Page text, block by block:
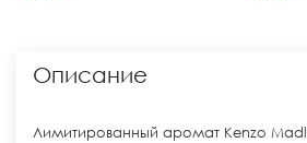
Описание
Лимитированный аромат Kenzo